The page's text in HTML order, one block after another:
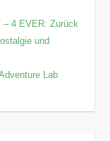
– 4 EVER: Zurück
und
Lab